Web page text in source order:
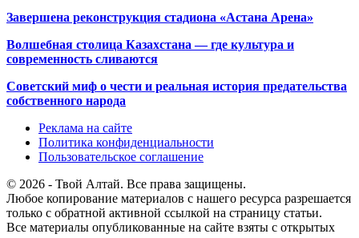
Завершена реконструкция стадиона «Астана Арена»
Волшебная столица Казахстана — где культура и
современность сливаются
Советский миф о чести и реальная история предательства
собственного народа
Реклама на сайте
Политика конфиденциальности
Пользовательское соглашение
© 2026 - Твой Алтай. Все права защищены.
Любое копирование материалов с нашего ресурса разрешается
только с обратной активной ссылкой на страницу статьи.
Все материалы опубликованные на сайте взяты с открытых